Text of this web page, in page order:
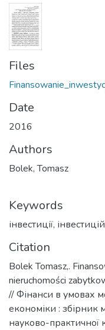
Files
Date
2016
Authors
Bolek, Tomasz
Keywords
інвестиції,
Citation
Bolek Tomasz,.
nieruchomości
// Фінанси в умовах
економіки : збірник
науково-практичної